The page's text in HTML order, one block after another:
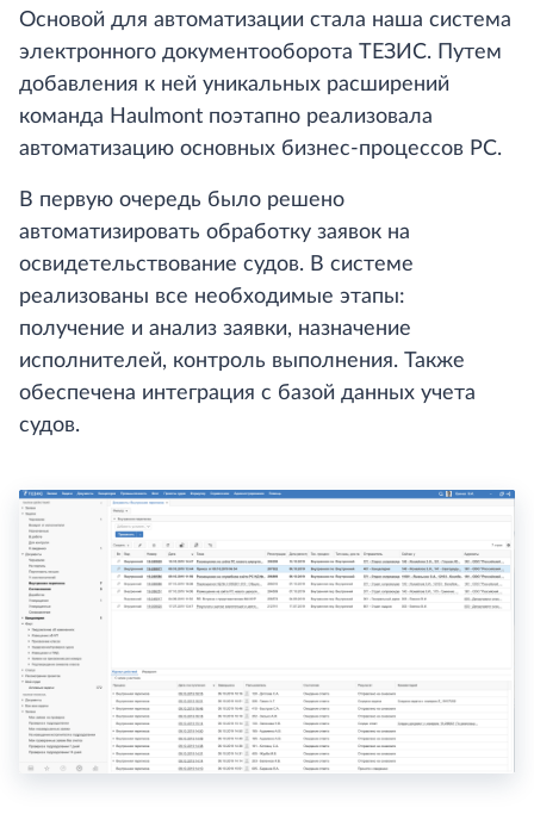
Основой для автоматизации стала наша система
электронного документооборота ТЕЗИС. Путем
добавления к ней уникальных расширений
команда Haulmont поэтапно реализовала
автоматизацию основных бизнес-процессов РС.
В первую очередь было решено
автоматизировать обработку заявок на
освидетельствование судов. В системе
реализованы все необходимые этапы:
получение и анализ заявки, назначение
исполнителей, контроль выполнения. Также
обеспечена интеграция с базой данных учета
судов.